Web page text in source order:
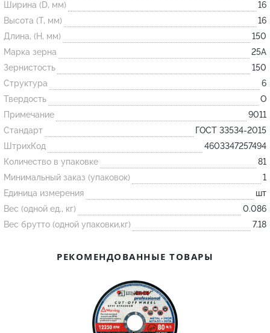
Огнеупорные
изделия
Скачать каталог
Тигель
Муфель
Черпак
Шербер
Трубка
Стержень
Пробка
Подставка
Контакт
Ковш разливочный
Огнеупорная SiC смесь
Ширина (D, мм)
16
Высота (T, мм)
16
Длина, (H, мм)
150
Марка зерна
25А
Зернистость
150
Структура
6
Твердость
O
Примечание
9011
Стандарт
ГОСТ 33534-2015
ШтрихКод
4603347257494
Количество в упаковке
81
Минимальный заказ (упаковок)
1
Единица измерения
шт
Вес (одной ед., кг)
0.086
Вес брутто (одной упаковки,кг)
7.18
РЕКОМЕНДОВАННЫЕ ТОВАРЫ